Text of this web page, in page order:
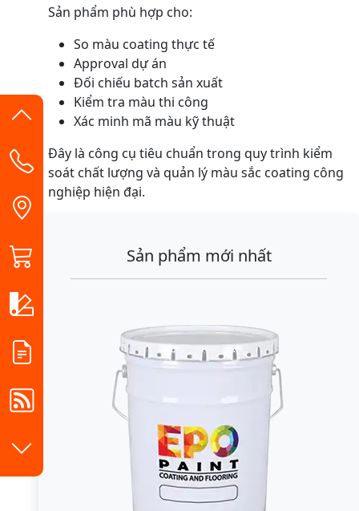
Sản phẩm phù hợp cho:
So màu coating thực tế
Approval dự án
Đối chiếu batch sản xuất
Kiểm tra màu thi công
Xác minh mã màu kỹ thuật
Đây là công cụ tiêu chuẩn trong quy trình kiểm
soát chất lượng và quản lý màu sắc coating công
nghiệp hiện đại.
Sản phẩm mới nhất